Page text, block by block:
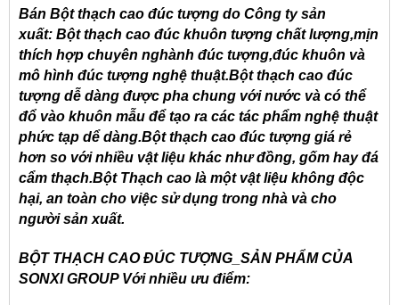
Bán Bột thạch cao đúc tượng do Công ty sản
xuất: Bột thạch cao đúc khuôn tượng chất lượng,mịn
thích hợp chuyên nghành đúc tượng,đúc khuôn và
mô hình đúc tượng nghệ thuật.Bột thạch cao đúc
tượng dễ dàng được pha chung với nước và có thể
đổ vào khuôn mẫu để tạo ra các tác phẩm nghệ thuật
phức tạp dể dàng.Bột thạch cao đúc tượng giá rẻ
hơn so với nhiều vật liệu khác như đồng, gốm hay đá
cẩm thạch.Bột Thạch cao là một vật liệu không độc
hại, an toàn cho việc sử dụng trong nhà và cho
người sản xuất.
BỘT THẠCH CAO ĐÚC TƯỢNG _SẢN PHẨM CỦA
SONXI GROUPVới nhiều ưu điểm: